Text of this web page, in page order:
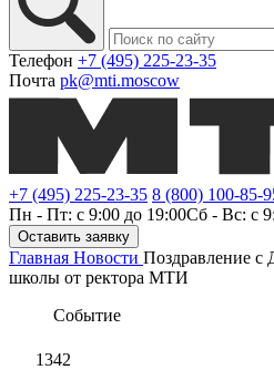
Телефон +7 (495) 225-23-35
Почта pk@mti.moscow
+7 (495) 225-23-35 8 (800) 100-85-
Пн - Пт: с 9:00 до 19:00Сб - Вс: с
Оставить заявку
Главная Новости Поздравление с
школы от ректора МТИ
Событие
1342